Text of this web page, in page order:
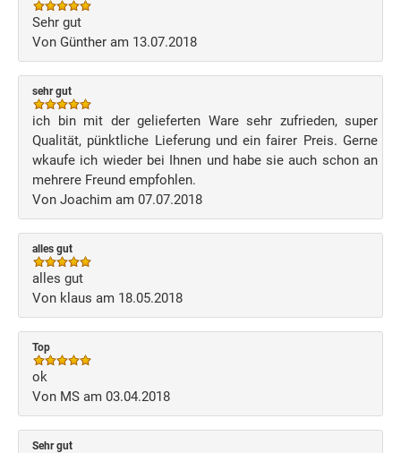
Sehr gut
Von Günther am 13.07.2018
sehr gut
ich bin mit der gelieferten Ware sehr zufrieden, super
Qualität, pünktliche Lieferung und ein fairer Preis. Gerne
wkaufe ich wieder bei Ihnen und habe sie auch schon an
mehrere Freund empfohlen.
Von Joachim am 07.07.2018
alles gut
alles gut
Von klaus am 18.05.2018
Top
ok
Von MS am 03.04.2018
Sehr gut